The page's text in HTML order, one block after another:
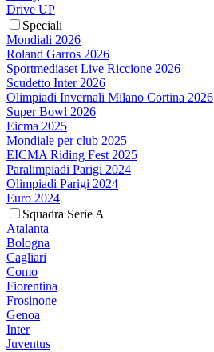
Drive UP
Speciali
Mondiali 2026
Roland Garros 2026
Sportmediaset Live Riccione 2026
Scudetto Inter 2026
Olimpiadi Invernali Milano Cortina 2026
Super Bowl 2026
Eicma 2025
Mondiale per club 2025
EICMA Riding Fest 2025
Paralimpiadi Parigi 2024
Olimpiadi Parigi 2024
Euro 2024
Squadra Serie A
Atalanta
Bologna
Cagliari
Como
Fiorentina
Frosinone
Genoa
Inter
Juventus